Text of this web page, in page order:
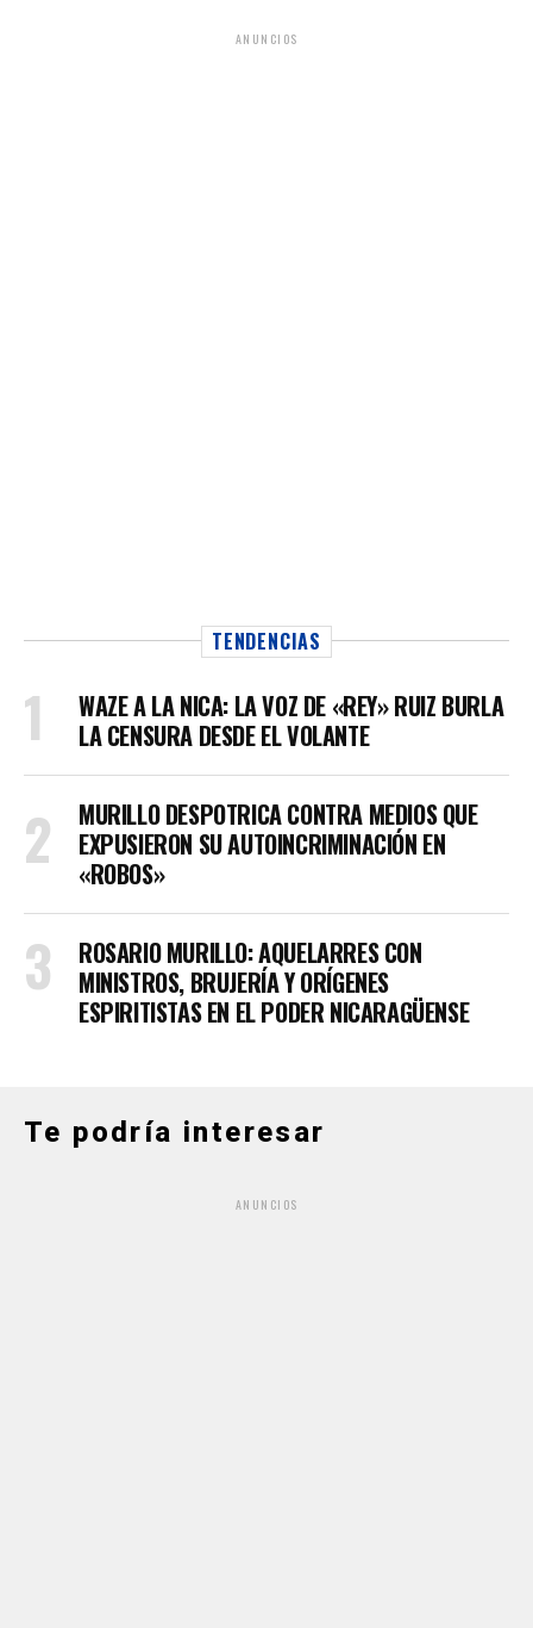
ANUNCIOS
TENDENCIAS
WAZE A LA NICA: LA VOZ DE «REY» RUIZ BURLA
LA CENSURA DESDE EL VOLANTE
MURILLO DESPOTRICA CONTRA MEDIOS QUE
EXPUSIERON SU AUTOINCRIMINACIÓN EN
«ROBOS»
ROSARIO MURILLO: AQUELARRES CON
MINISTROS, BRUJERÍA Y ORÍGENES
ESPIRITISTAS EN EL PODER NICARAGÜENSE
Te podría interesar
ANUNCIOS